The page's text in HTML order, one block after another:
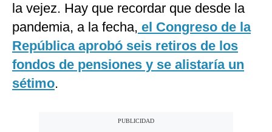
la vejez. Hay que recordar que desde la
pandemia, a la fecha, el Congreso de la
República aprobó seis retiros de los
fondos de pensiones y se alistaría un
sétimo.